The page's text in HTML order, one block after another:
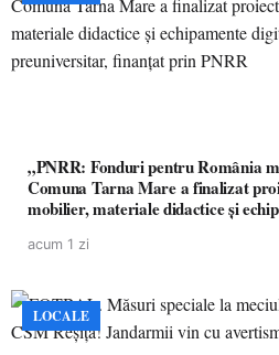
„PNRR: Fonduri pentru România
Comuna Tarna Mare a finalizat
mobilier, materiale didactice și
acum 1 zi
LOCALE